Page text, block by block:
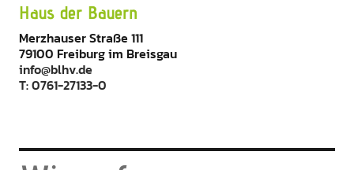
Haus der Bauern
Merzhauser Straße 111
79100 Freiburg im Breisgau
info@blhv.de
T: 0761-27133-0